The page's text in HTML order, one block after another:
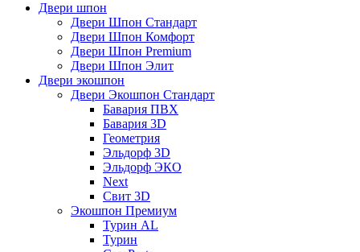
Двери шпон
Двери Шпон Стандарт
Двери Шпон Комфорт
Двери Шпон Premium
Двери Шпон Элит
Двери экошпон
Двери Экошпон Стандарт
Бавария ПВХ
Бавария 3D
Геометрия
Эльдорф 3D
Эльдорф ЭКО
Next
Свит 3D
Экошпон Премиум
Турин AL
Турин